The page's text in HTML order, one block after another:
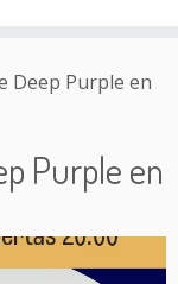
Deep Purple en
Purple en